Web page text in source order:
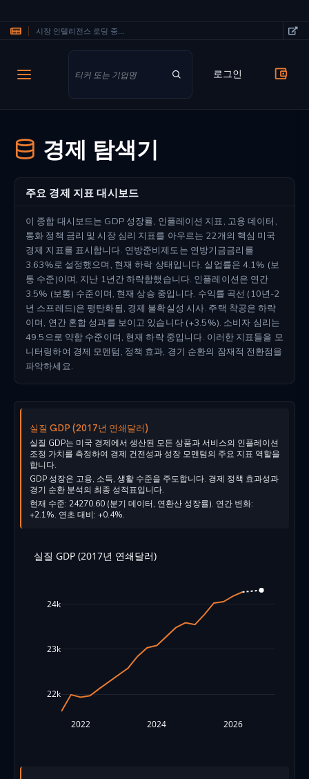
시장 인텔리전스 로딩 중...
로그인
경제 탐색기
주요 경제 지표 대시보드
이 종합 대시보드는 GDP 성장률, 인플레이션 지표, 고용 데이터,
통화 정책 금리 및 시장 심리 지표를 아우르는 22개의 핵심 미국
경제 지표를 표시합니다. 연방준비제도는 연방기금금리를
3.63%로 설정했으며, 현재 하락 상태입니다. 실업률은 4.1% (보
통 수준)이며, 지난 1년간 하락함했습니다. 인플레이션은 연간
3.5% (보통) 수준이며, 현재 상승 중입니다. 수익률 곡선 (10년-2
년 스프레드)은 평탄화됨, 경제 불확실성 시사. 주택 착공은 하락
이며, 연간 혼합 성과를 보이고 있습니다 (+3.5%). 소비자 심리는
49.5으로 약함 수준이며, 현재 하락 중입니다. 이러한 지표들을 모
니터링하여 경제 모멘텀, 정책 효과, 경기 순환의 잠재적 전환점을
파악하세요.
실질 GDP (2017년 연쇄달러)
실질 GDP는 미국 경제에서 생산된 모든 상품과 서비스의 인플레이션
조정 가치를 측정하여 경제 건전성과 성장 모멘텀의 주요 지표 역할을
합니다.
GDP 성장은 고용, 소득, 생활 수준을 주도합니다. 경제 정책 효과성과
경기 순환 분석의 최종 성적표입니다.
현재 수준: 24270.60 (분기 데이터, 연환산 성장률). 연간 변화:
+2.1%. 연초 대비: +0.4%.
2022 2024 2026
22k
23k
24k
실질 GDP (2017년 연쇄달러)